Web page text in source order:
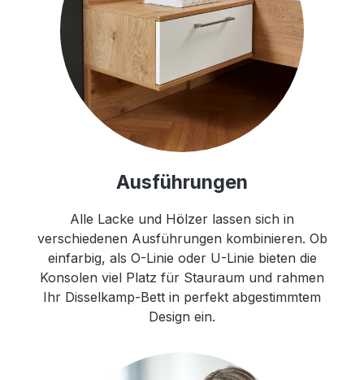
Ausführungen
Alle Lacke und Hölzer lassen sich in
verschiedenen Ausführungen kombinieren. Ob
einfarbig, als O-Linie oder U-Linie bieten die
Konsolen viel Platz für Stauraum und rahmen
Ihr Disselkamp-Bett in perfekt abgestimmtem
Design ein.